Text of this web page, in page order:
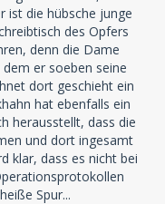
ist die hübsche junge
des Opfers
denn die Dame
er soeben seine
dort geschieht ein
hat ebenfalls ein
herausstellt, dass die
und dort ingesamt
klar, dass es nicht bei
Spur...